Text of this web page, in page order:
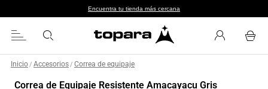
Encuentra tu tienda más cercana
Inicio / Accesorios / Correa de equipaje
Correa de Equipaje Resistente Amacayacu Gris